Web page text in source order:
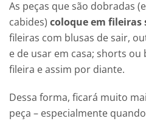
As peças que são dobradas
cabides) coloque em fileiras
fileiras com blusas de sair,
e de usar em casa; shorts
fileira e assim por diante.
Dessa forma, ficará muito
peça – especialmente